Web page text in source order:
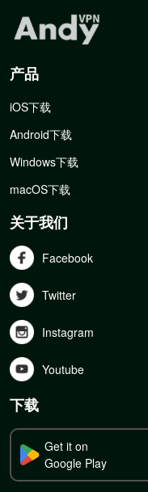
产品
iOS下载
Android下载
Windows下载
macOS下载
关于我们
Facebook
Twitter
Instagram
Youtube
下载
Get it on
Google Play